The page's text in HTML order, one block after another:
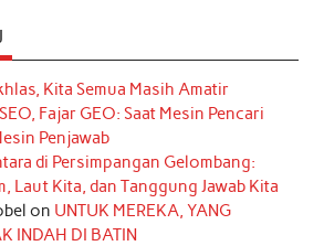
Kita Semua Masih Amatir
Fajar GEO: Saat Mesin Pencari
Penjawab
di Persimpangan Gelombang:
Laut Kita, dan Tanggung Jawab Kita
on UNTUK MEREKA, YANG
INDAH DI BATIN